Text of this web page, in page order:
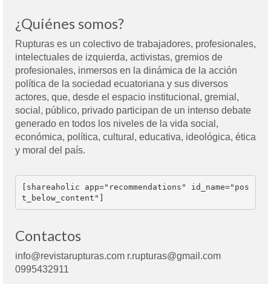
¿Quiénes somos?
Rupturas es un colectivo de trabajadores, profesionales,
intelectuales de izquierda, activistas, gremios de
profesionales, inmersos en la dinámica de la acción
política de la sociedad ecuatoriana y sus diversos
actores, que, desde el espacio institucional, gremial,
social, público, privado participan de un intenso debate
generado en todos los niveles de la vida social,
económica, política, cultural, educativa, ideológica, ética
y moral del país.
[shareaholic app="recommendations" id_name="pos
t_below_content"]
Contactos
info@revistarupturas.com r.rupturas@gmail.com
0995432911